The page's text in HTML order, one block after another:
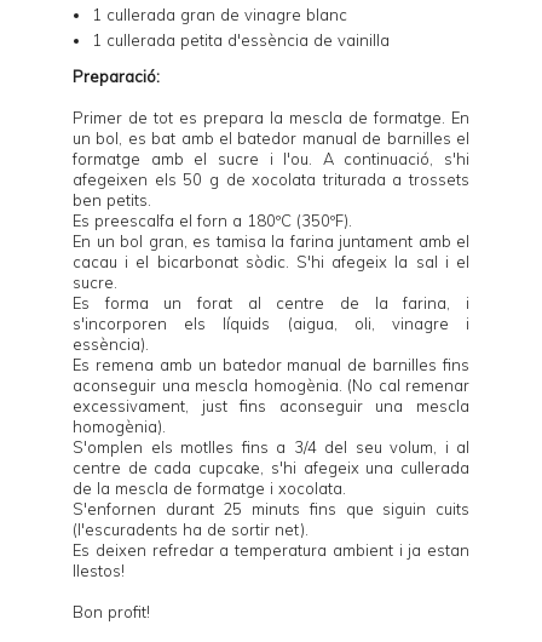
1 cullerada gran de vinagre blanc
1 cullerada petita d'essència de vainilla
Preparació:
Primer de tot es prepara la mescla de formatge. En
un bol, es bat amb el batedor manual de barnilles el
formatge amb el sucre i l'ou. A continuació, s'hi
afegeixen els 50 g de xocolata triturada a trossets
ben petits.
Es preescalfa el forn a 180ºC (350ºF).
En un bol gran, es tamisa la farina juntament amb el
cacau i el bicarbonat sòdic. S'hi afegeix la sal i el
sucre.
Es forma un forat al centre de la farina, i
s'incorporen els líquids (aigua, oli, vinagre i
essència).
Es remena amb un batedor manual de barnilles fins
aconseguir una mescla homogènia. (No cal remenar
excessivament, just fins aconseguir una mescla
homogènia).
S'omplen els motlles fins a 3/4 del seu volum, i al
centre de cada cupcake, s'hi afegeix una cullerada
de la mescla de formatge i xocolata.
S'enfornen durant 25 minuts fins que siguin cuits
(l'escuradents ha de sortir net).
Es deixen refredar a temperatura ambient i ja estan
llestos!
Bon profit!